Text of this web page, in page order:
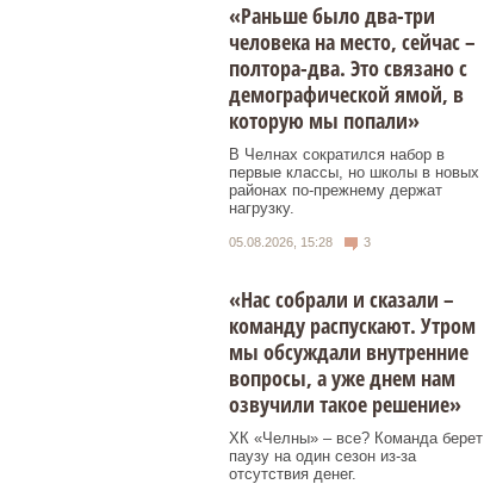
«Раньше было два-три
человека на место, сейчас –
полтора-два. Это связано с
демографической ямой, в
которую мы попали»
В Челнах сократился набор в
первые классы, но школы в новых
районах по-прежнему держат
нагрузку.
05.08.2026, 15:28 3
«Нас собрали и сказали –
команду распускают. Утром
мы обсуждали внутренние
вопросы, а уже днем нам
озвучили такое решение»
ХК «Челны» – все? Команда берет
паузу на один сезон из-за
отсутствия денег.